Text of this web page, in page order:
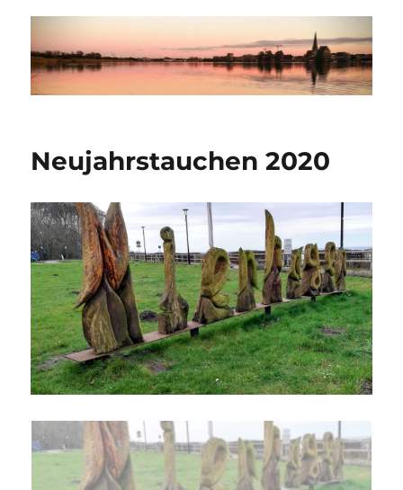
Neujahrstauchen 2020